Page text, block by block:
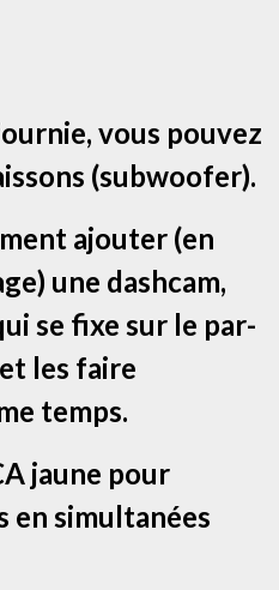
vous pouvez
(subwoofer).
ajouter (en
une dashcam,
se fixe sur le par-
les faire
temps.
jaune pour
en simultanées